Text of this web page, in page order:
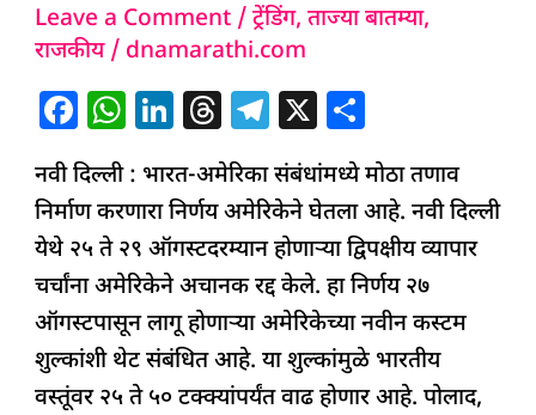
Leave a Comment /ट्रेंडिंग,ताज्या बातम्या,
राजकीय/ dnamarathi.com
F
a
c
e
b
o
o
k
W
at
s
A
p
p
Li
k
e
dI
n
T
h
re
a
d
s
T
e
g
ra
m
X
h
ar
e
नवी दिल्ली : भारत-अमेरिका संबंधांमध्ये मोठा तणाव
निर्माण करणारा निर्णय अमेरिकेने घेतला आहे. नवी दिल्ली
येथे २५ ते २९ ऑगस्टदरम्यान होणाऱ्या द्विपक्षीय व्यापार
चर्चांना अमेरिकेने अचानक रद्द केले. हा निर्णय २७
ऑगस्टपासून लागू होणाऱ्या अमेरिकेच्या नवीन कस्टम
शुल्कांशी थेट संबंधित आहे. या शुल्कांमुळे भारतीय
वस्तूंवर २५ ते ५० टक्क्यांपर्यंत वाढ होणार आहे. पोलाद,